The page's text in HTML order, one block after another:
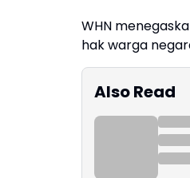
WHN
hak warga
Also Read